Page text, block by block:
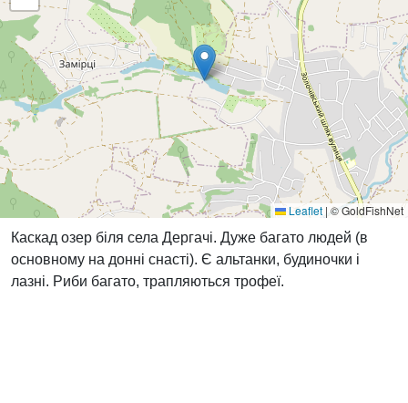
Leaflet | © GoldFishNet
Каскад озер біля села Дергачі. Дуже багато людей (в
основному на донні снасті). Є альтанки, будиночки і
лазні. Риби багато, трапляються трофеї.